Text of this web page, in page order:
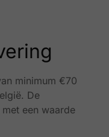
minimum €70
De
een waarde